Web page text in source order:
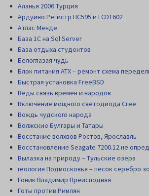
Аланья 2006 Турция
Ардуино Регистр НС595 и LCD1602
Атлас Менде
База 1С на Sql Server
База отдыха студентов
Белоглазая чудь
Блок питания АТХ – ремонт схема
Быстрая установка FreeBSD
Веды связь времен и народов
Включение мощного светодиода Cree
Вождь чудского народа
Волжские Булгары и Татары
Восстание волхвов Ростов, Ярославль
Восстановление Seagate 7200.12 не
Вылазка на природу – Тульские озера
геология Подмосковья – песок серебро
Гоник Владимир Преисподняя
Готы против Римлян